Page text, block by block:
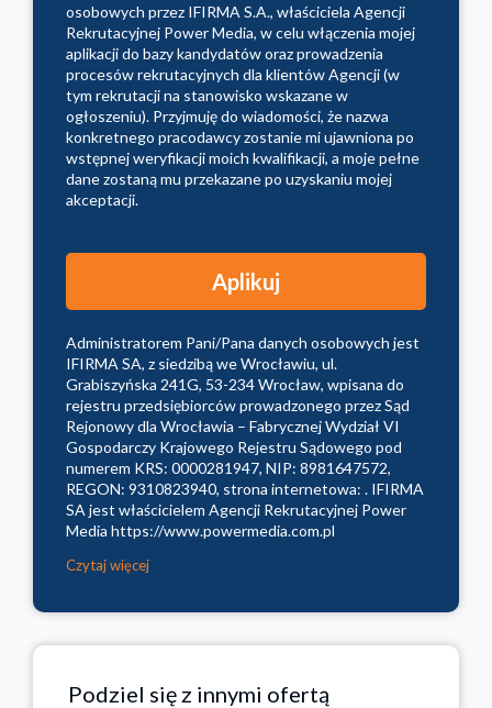
osobowych przez IFIRMA S.A., właściciela Agencji
Rekrutacyjnej Power Media, w celu włączenia mojej
aplikacji do bazy kandydatów oraz prowadzenia
procesów rekrutacyjnych dla klientów Agencji (w
tym rekrutacji na stanowisko wskazane w
ogłoszeniu). Przyjmuję do wiadomości, że nazwa
konkretnego pracodawcy zostanie mi ujawniona po
wstępnej weryfikacji moich kwalifikacji, a moje pełne
dane zostaną mu przekazane po uzyskaniu mojej
akceptacji.
Administratorem Pani/Pana danych osobowych jest
IFIRMA SA, z siedzibą we Wrocławiu, ul.
Grabiszyńska 241G, 53-234 Wrocław, wpisana do
rejestru przedsiębiorców prowadzonego przez Sąd
Rejonowy dla Wrocławia – Fabrycznej Wydział VI
Gospodarczy Krajowego Rejestru Sądowego pod
numerem KRS: 0000281947, NIP: 8981647572,
REGON: 9310823940, strona internetowa: . IFIRMA
SA jest właścicielem Agencji Rekrutacyjnej Power
Media https://www.powermedia.com.pl
Czytaj więcej
Podziel się z innymi ofertą